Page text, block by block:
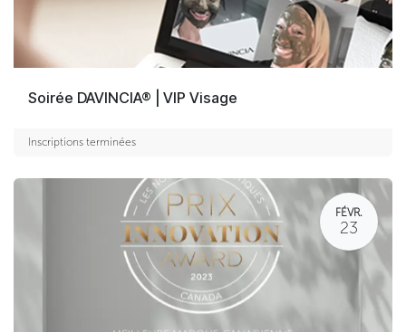
Soirée DAVINCIA® | VIP Visage
Inscriptions terminées
FÉVR.
23